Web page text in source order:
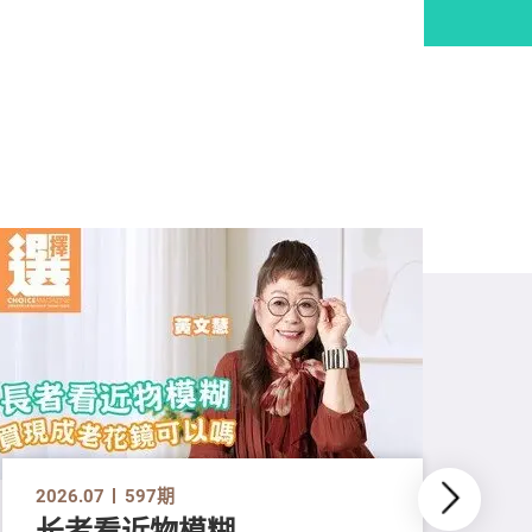
2026.07 597期